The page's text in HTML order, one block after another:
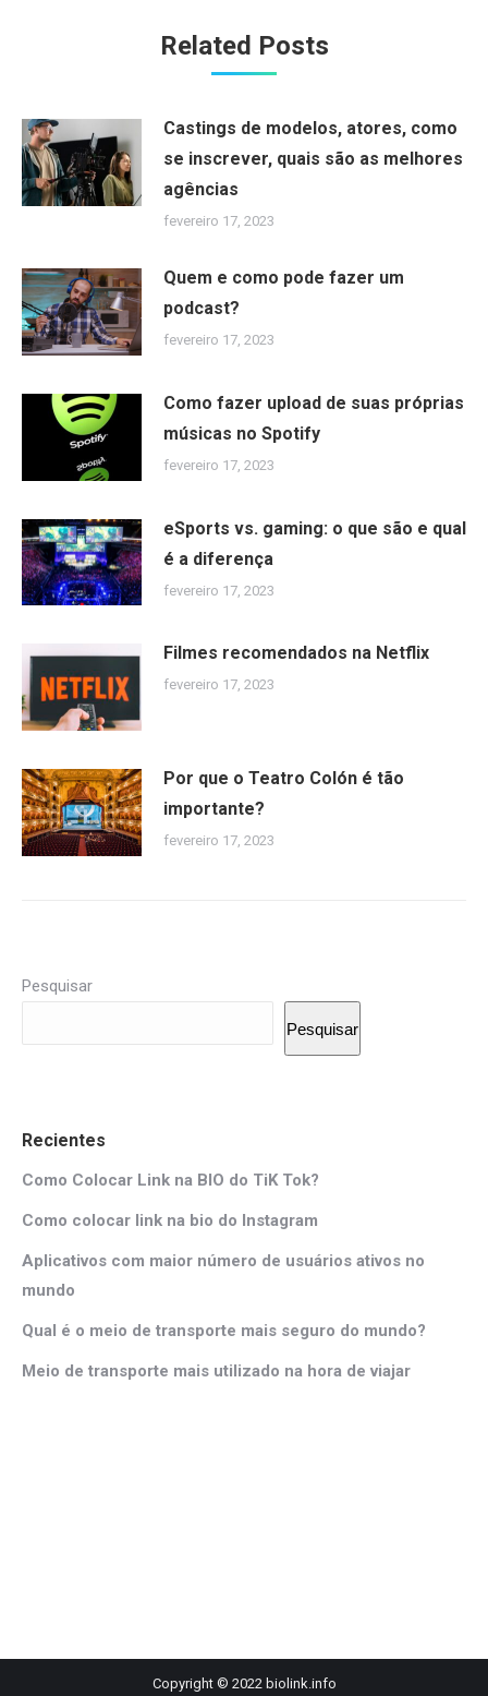
Related Posts
Castings de modelos, atores, como
se inscrever, quais são as melhores
agências
fevereiro 17, 2023
Quem e como pode fazer um
podcast?
fevereiro 17, 2023
Como fazer upload de suas próprias
músicas no Spotify
fevereiro 17, 2023
eSports vs. gaming: o que são e qual
é a diferença
fevereiro 17, 2023
Filmes recomendados na Netflix
fevereiro 17, 2023
Por que o Teatro Colón é tão
importante?
fevereiro 17, 2023
Pesquisar
Pesquisar
Recientes
Como Colocar Link na BIO do TiK Tok?
Como colocar link na bio do Instagram
Aplicativos com maior número de usuários ativos no
mundo
Qual é o meio de transporte mais seguro do mundo?
Meio de transporte mais utilizado na hora de viajar
Copyright © 2022 biolink.info